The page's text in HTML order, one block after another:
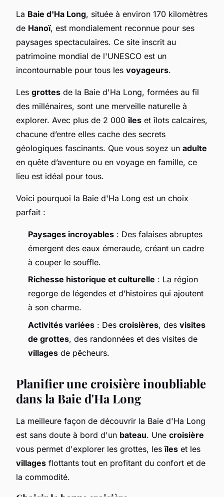
La Baie d'Ha Long, située à environ 170 kilomètres
de Hanoï, est mondialement reconnue pour ses
paysages spectaculaires. Ce site inscrit au
patrimoine mondial de l'UNESCO est un
incontournable pour tous les voyageurs.
Les grottes de la Baie d'Ha Long, formées au fil
des millénaires, sont une merveille naturelle à
explorer. Avec plus de 2 000îles et îlots calcaires,
chacune d’entre elles cache des secrets
géologiques fascinants. Que vous soyez un adulte
en quête d’aventure ou en voyage en famille, ce
lieu est idéal pour tous.
Voici pourquoi la Baie d'Ha Long est un choix
parfait :
Paysages incroyables : Des falaises abruptes
émergent des eaux émeraude, créant un cadre
à couper le souffle.
Richesse historique et culturelle : La région
regorge de légendes et d’histoires qui ajoutent
à son charme.
Activités variées : Des croisières, des visites
de grottes, des randonnées et des visites de
villages de pêcheurs.
Planifier une croisière inoubliable
dans la Baie d'Ha Long
La meilleure façon de découvrir la Baie d'Ha Long
est sans doute à bord d'un bateau. Une croisière
vous permet d'explorer les grottes, lesîles et les
villages flottants tout en profitant du confort et de
la commodité.